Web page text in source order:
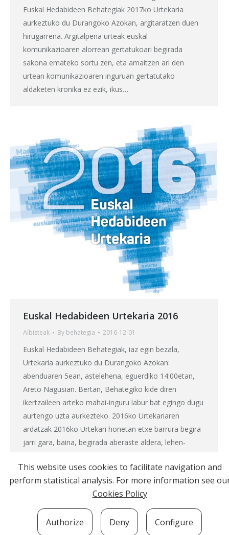
Euskal Hedabideen Behategiak 2017ko Urtekaria
aurkeztuko du Durangoko Azokan, argitaratzen duen
hirugarrena. Argitalpena urteak euskal
komunikazioaren alorrean gertatukoari begirada
sakona emateko sortu zen, eta amaitzen ari den
urtean komunikazioaren inguruan gertatutako
aldaketen kronika ez ezik, ikus…
Euskal Hedabideen Urtekaria 2016
Albisteak By behategia 2016-12-01
Euskal Hedabideen Behategiak, iaz egin bezala,
Urtekaria aurkeztuko du Durangoko Azokan:
abenduaren 5ean, astelehena, eguerdiko 14:00etan,
Areto Nagusian. Bertan, Behategiko kide diren
ikertzaileen arteko mahai-inguru labur bat egingo dugu
aurtengo uzta aurkezteko. 2016ko Urtekariaren
ardatzak 2016ko Urtekari honetan etxe barrura begira
jarri gara, baina, begirada aberaste aldera, lehen-
This website uses cookies to facilitate navigation and
perform statistical analysis. For more information see
Cookies Policy
Authorize Deny Configure